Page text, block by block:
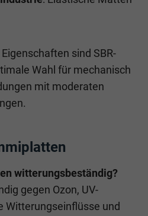
sind SBR-
Wahl für mechanisch
mit moderaten
witterungsbeständig?
gegen Ozon, UV-
Witterungseinflüsse und